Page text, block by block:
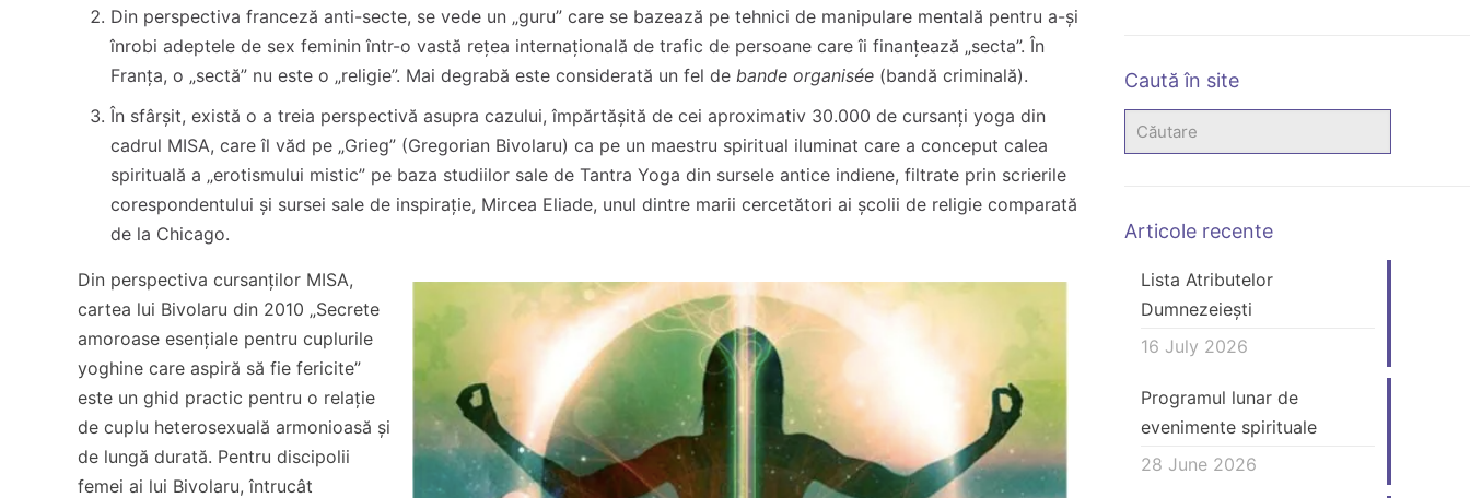
Din perspectiva franceză anti-secte, se vede un „guru” care se bazează pe tehnici de manipulare mentală pentru a-și
înrobi adeptele de sex feminin într-o vastă rețea internațională de trafic de persoane care îi finanțează „secta”. În
Franța, o „sectă” nu este o „religie”. Mai degrabă este considerată un fel debande organisée (bandă criminală).
În sfârșit, există o a treia perspectivă asupra cazului, împărtășită de cei aproximativ 30.000 de cursanți yoga din
cadrul MISA, care îl văd pe „Grieg” (Gregorian Bivolaru) ca pe un maestru spiritual iluminat care a conceput calea
spirituală a „erotismului mistic” pe baza studiilor sale de Tantra Yoga din sursele antice indiene, filtrate prin scrierile
corespondentului și sursei sale de inspirație, Mircea Eliade, unul dintre marii cercetători ai școlii de religie comparată
de la Chicago.
Din perspectiva cursanților MISA,
cartea lui Bivolaru din 2010 „Secrete
amoroase esențiale pentru cuplurile
yoghine care aspiră să fie fericite”
este un ghid practic pentru o relație
de cuplu heterosexuală armonioasă și
de lungă durată. Pentru discipolii
femei ai lui Bivolaru, întrucât
Caută în site
Articole recente
Lista Atributelor
Dumnezeiești
16 July 2026
Programul lunar de
evenimente spirituale
28 June 2026